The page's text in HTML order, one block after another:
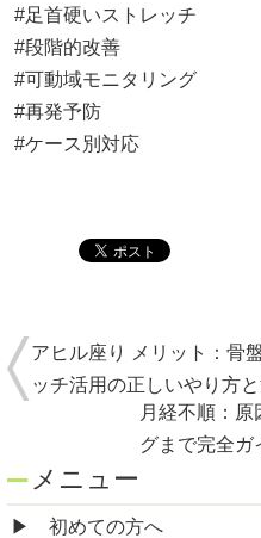
#足首硬いストレッチ
#段階的改善
#可動域モニタリング
#再発予防
#ケース別対応
アヒル座り メリット：骨
ッチ活用の正しいやり方
月経不順：
グまで完全ガ
メニュー
初めての方へ